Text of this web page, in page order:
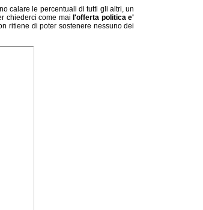
calare le percentuali di tutti gli altri, un
chiederci come mai l'offerta politica e'
ritiene di poter sostenere nessuno dei